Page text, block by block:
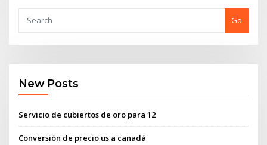
Go
New Posts
Servicio de cubiertos de oro para 12
Conversión de precio us a canadá